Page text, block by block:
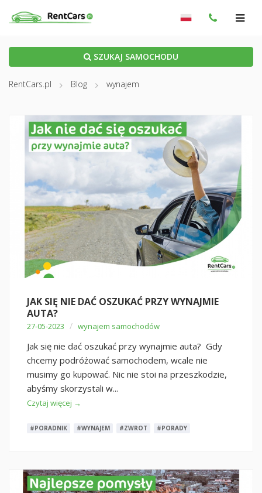
SZUKAJ SAMOCHODU
RentCars.pl Blog wynajem
JAK SIĘ NIE DAĆ OSZUKAĆ PRZY WYNAJMIE
AUTA?
27-05-2023 / wynajem samochodów
Jak się nie dać oszukać przy wynajmie auta? Gdy
chcemy podróżować samochodem, wcale nie
musimy go kupować. Nic nie stoi na przeszkodzie,
abyśmy skorzystali w...
Czytaj więcej →
#PORADNIK #WYNAJEM #ZWROT #PORADY